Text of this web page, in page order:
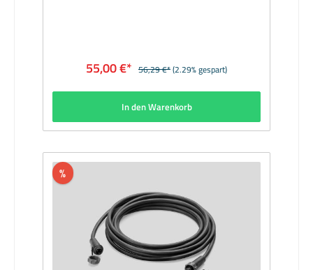
Leitung 500Lieferzeit: 1 Woche
55,00 €* 56,29 €*(2.29% gespart)
In den Warenkorb
%